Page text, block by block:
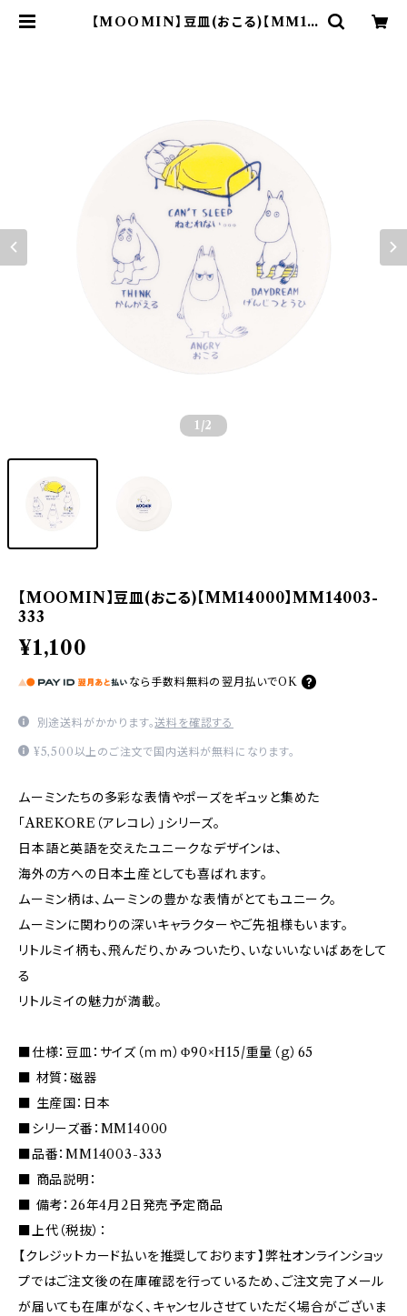
【MOOMIN】豆皿(おこる)【MM14
1 /2
【MOOMIN】豆皿(おこる)【MM14000】MM14003-
333
¥1,100
なら 手数料無料の 翌月払いでOK
別途送料がかかります。送料を確認する
¥5,500以上のご注文で国内送料が無料になります。
ムーミンたちの多彩な表情やポーズをギュッと集めた
「AREKORE（アレコレ）」シリーズ。
日本語と英語を交えたユニークなデザインは、
海外の方への日本土産としても喜ばれます。
ムーミン柄は、ムーミンの豊かな表情がとてもユニーク。
ムーミンに関わりの深いキャラクターやご先祖様もいます。
リトルミイ柄も、飛んだり、かみついたり、いないいないばあをして
る
リトルミイの魅力が満載。
■仕様：豆皿：サイズ（ｍｍ）Φ90×H15/重量（ｇ）65
■ 材質：磁器
■ 生産国：日本
■シリーズ番：MM14000
■品番：MM14003-333
■ 商品説明：
■ 備考：26年4月2日発売予定商品
■上代（税抜）：
【クレジットカード払いを推奨しております】弊社オンラインショッ
プではご注文後の在庫確認を行っているため、ご注文完了メール
が届いても在庫がなく、キャンセルさせていただく場合がございま